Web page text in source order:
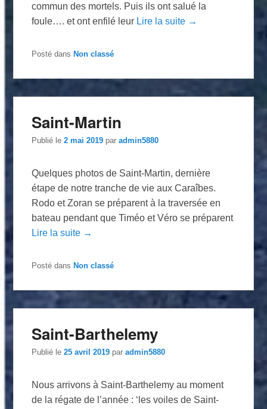
commun des mortels. Puis ils ont salué la
foule…. et ont enfilé leur Lire la suite →
Posté dans Non classé
Saint-Martin
Publié le2 mai 2019 paradmin5880
Quelques photos de Saint-Martin, dernière
étape de notre tranche de vie aux Caraîbes.
Rodo et Zoran se préparent à la traversée en
bateau pendant que Timéo et Véro se préparent
Lire la suite →
Posté dans Non classé
Saint-Barthelemy
Publié le25 avril 2019 paradmin5880
Nous arrivons à Saint-Barthelemy au moment
de la régate de l’année : ‘les voiles de Saint-